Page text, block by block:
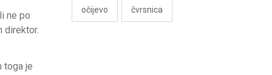
ne po
direktor.
toga je
očijevo čvrsnica